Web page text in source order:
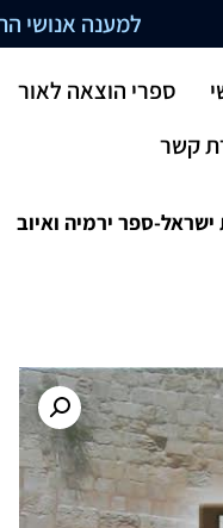
למענה אנושי התקשרו
ספרי הוצאה לאור
קשר
ישראל-ספר ירמיה ואיוב